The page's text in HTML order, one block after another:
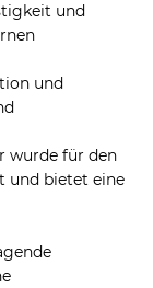
und
und
wurde für den
und bietet eine